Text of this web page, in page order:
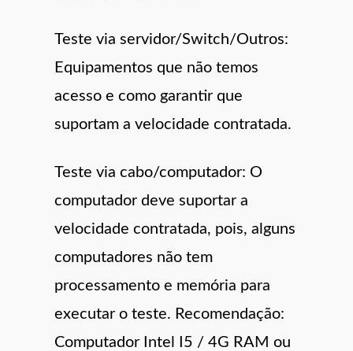
Teste via servidor/Switch/Outros:
Equipamentos que não temos
acesso e como garantir que
suportam a velocidade contratada.
Teste via cabo/computador: O
computador deve suportar a
velocidade contratada, pois, alguns
computadores não tem
processamento e memória para
executar o teste. Recomendação:
Computador Intel I5 / 4G RAM ou